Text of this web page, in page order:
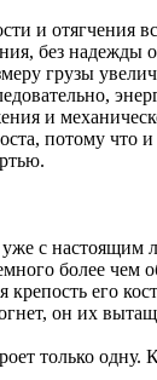
и отягчения
без надежды
грузы
и
потому что
с настоящим
более
крепость его
он их
только